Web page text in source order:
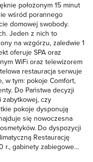
położonym 15 minut
wśród porannego
domowej swobody.
Jeden z nich to
na wzgórzu, zaledwie 1
oferuje SPA oraz
WiFi oraz telewizorem
restauracja serwuje
w tym: pokoje Comfort,
Do Państwa decyzji
zabytkowej, czy
pokoje dysponują
się nowoczesna
Do dyspozycji
Restaurację
r., gabinety zabiegowe